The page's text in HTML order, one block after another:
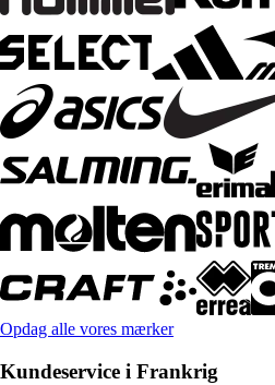
Opdag alle vores mærker
Kundeservice i Frankrig